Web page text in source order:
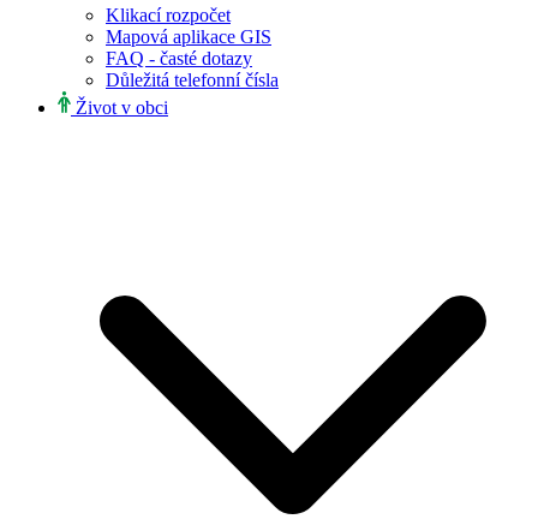
Klikací rozpočet
Mapová aplikace GIS
FAQ - časté dotazy
Důležitá telefonní čísla
Život v obci